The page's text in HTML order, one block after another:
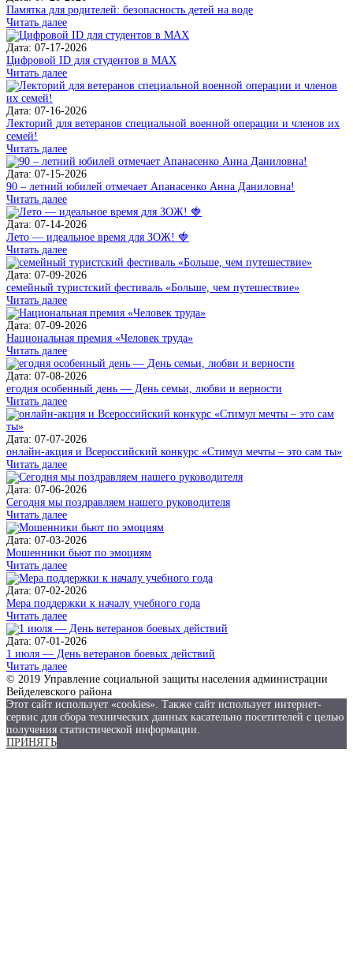
Памятка для родителей: безопасность детей на воде
Читать далее
Дата: 07-17-2026
Цифровой ID для студентов в MAX
Читать далее
Дата: 07-16-2026
Лекторий для ветеранов специальной военной операции и членов их
семей!
Читать далее
Дата: 07-15-2026
90 – летний юбилей отмечает Апанасенко Анна Даниловна!
Читать далее
Дата: 07-14-2026
Лето — идеальное время для ЗОЖ! 🍓
Читать далее
Дата: 07-09-2026
семейный туристский фестиваль «Больше, чем путешествие»
Читать далее
Дата: 07-09-2026
Национальная премия «Человек труда»
Читать далее
Дата: 07-08-2026
егодня особенный день — День семьи, любви и верности
Читать далее
Дата: 07-07-2026
онлайн-акция и Всероссийский конкурс «Стимул мечты – это сам ты»
Читать далее
Дата: 07-06-2026
Сегодня мы поздравляем нашего руководителя
Читать далее
Дата: 07-03-2026
Мошенники бьют по эмоциям
Читать далее
Дата: 07-02-2026
Мера поддержки к началу учебного года
Читать далее
Дата: 07-01-2026
1 июля — День ветеранов боевых действий
Читать далее
© 2019 Управление социальной защиты населения администрации
Вейделевского района
Этот сайт использует «cookies». Также сайт использует интернет-
сервис для сбора технических данных касательно посетителей с целью
получения статистической информации.
ПРИНЯТЬ